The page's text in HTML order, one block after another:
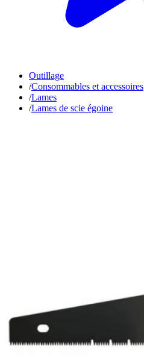
Outillage
/Consommables et accessoires
/Lames
/Lames de scie égoine